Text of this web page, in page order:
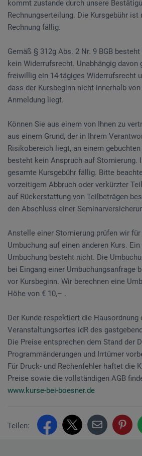
kommt zustande durch unsere
Rechnungserteilung. Die Kursgebühr ist
Rechnung fällig.
Gemäß § 312g Abs. 2 Nr. 9 BGB
kein Widerrufsrecht. Unabhängig davon
freiwillig ein 14-tägiges Widerrufsrecht
dass der Kursbeginn nicht innerhalb
Anmeldung liegt.
Können Sie aus einem von Ihnen zu
aus einem Grund, der in Ihrem
Risikobereich liegt, an einem
besteht kein Anspruch auf Stornierung.
gesamte Kursgebühr fällig. Bitte
vorzeitigem Abbruch oder verkürzter
auf Rückerstattung von Teilbeträgen
den Abschluss einer
Anstelle einer Stornierung prüfen wir
Umbuchung auf einen anderen Kurs.
Umbuchung besteht nicht. Die
bei Eingang einer Umbuchungsanfrage
vor Kursbeginn. Wir berechnen eine
Höhe von € 10,– .
Der Kunde respektiert die Hausordnung
Veranstaltungsortes idR des
Die Preise entsprechen dem Stand der
Programmänderungen und Irrtümer
Für Druck- und Rechenfehler haftet die
Preise sowie die vollständigen AGB
www.kurse-bei-boesner.de
Teilen: